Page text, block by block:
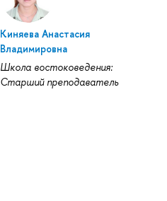
Киняева Анастасия
Владимировна
Школа востоковедения:
Старший преподаватель